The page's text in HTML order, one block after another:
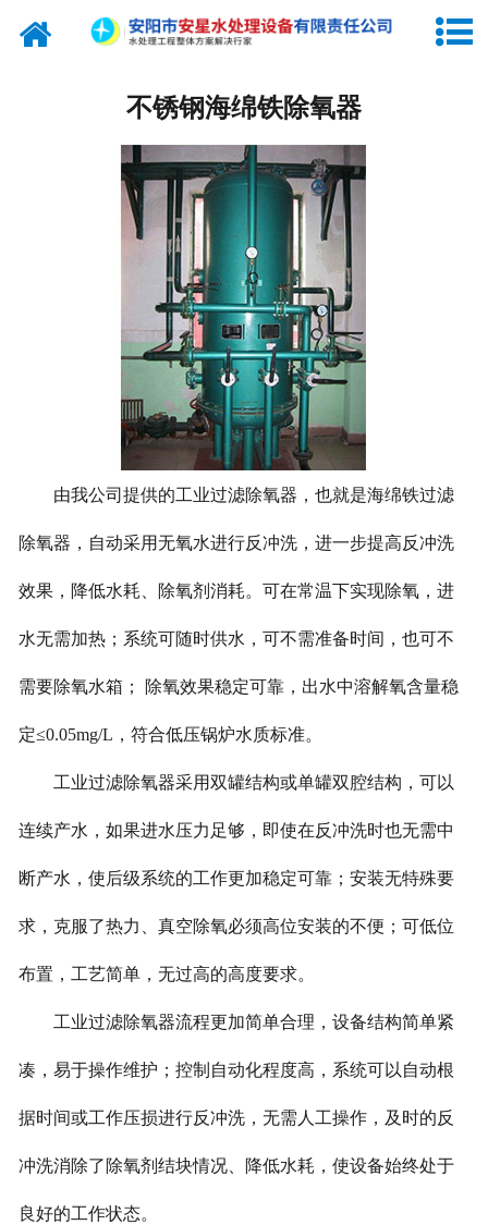
网站首页
产品中心
新闻中心
工程实例
联系我们
不锈钢海绵铁除氧器
由我公司提供的工业过滤除氧器，也就是海绵铁过滤
除氧器，自动采用无氧水进行反冲洗，进一步提高反冲洗
效果，降低水耗、除氧剂消耗。可在常温下实现除氧，进
水无需加热；系统可随时供水，可不需准备时间，也可不
需要除氧水箱； 除氧效果稳定可靠，出水中溶解氧含量稳
定≤0.05mg/L，符合低压锅炉水质标准。
工业过滤除氧器采用双罐结构或单罐双腔结构，可以
连续产水，如果进水压力足够，即使在反冲洗时也无需中
断产水，使后级系统的工作更加稳定可靠；安装无特殊要
求，克服了热力、真空除氧必须高位安装的不便；可低位
布置，工艺简单，无过高的高度要求。
工业过滤除氧器流程更加简单合理，设备结构简单紧
凑，易于操作维护；控制自动化程度高，系统可以自动根
据时间或工作压损进行反冲洗，无需人工操作，及时的反
冲洗消除了除氧剂结块情况、降低水耗，使设备始终处于
良好的工作状态。